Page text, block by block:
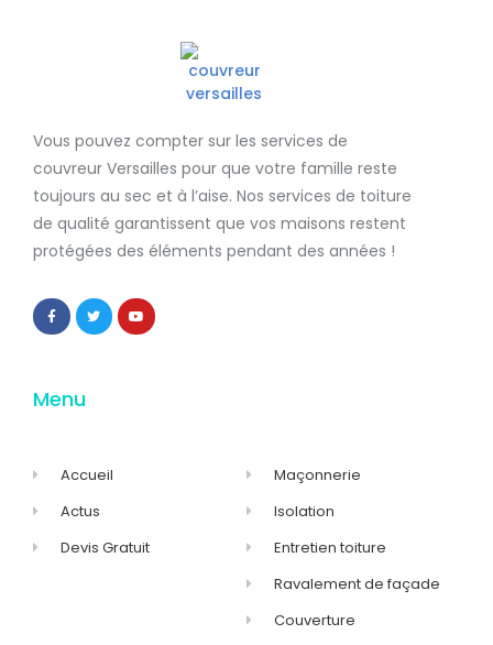
Vous pouvez compter sur les services de
couvreur Versailles pour que votre famille reste
toujours au sec et à l’aise. Nos services de toiture
de qualité garantissent que vos maisons restent
protégées des éléments pendant des années !
Menu
Accueil
Actus
Devis Gratuit
Maçonnerie
Isolation
Entretien toiture
Ravalement de façade
Couverture